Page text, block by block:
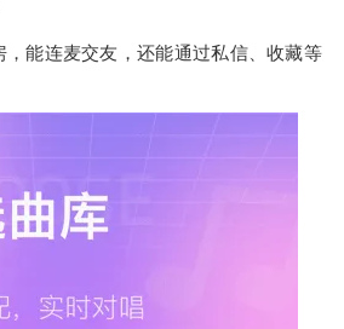
能连麦交友，还能通过私信、收藏等